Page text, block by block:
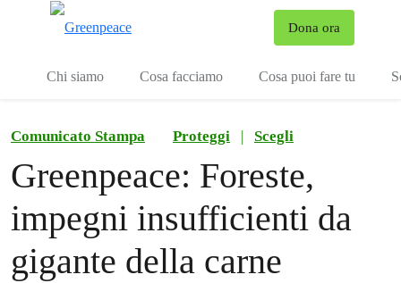
Dona ora
Chi siamo Cosa facciamo Cosa puoi fare tu
Comunicato Stampa Proteggi | Scegli
Greenpeace: Foreste,
impegni insufficienti da
gigante della carne